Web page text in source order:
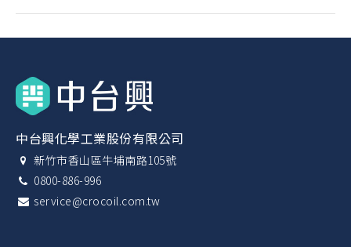
中台興化學工業股份有限公司
新竹市香山區牛埔南路105號
0800-886-996
service@crocoil.com.tw